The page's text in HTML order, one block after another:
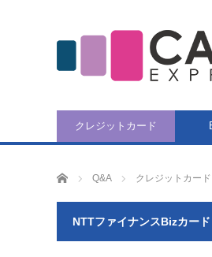
クレジットカード
CARD EXPRESS
Q&A クレジットカード
NTTファイナンスBizカード